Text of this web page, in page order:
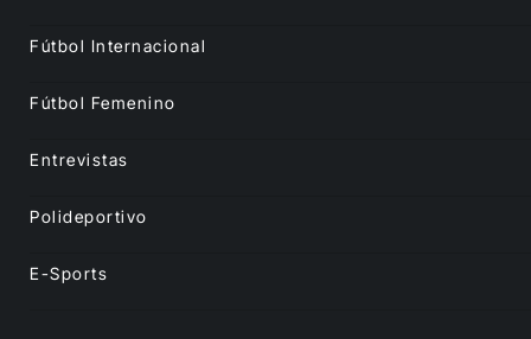
Fútbol Internacional
Fútbol Femenino
Entrevistas
Polideportivo
E-Sports